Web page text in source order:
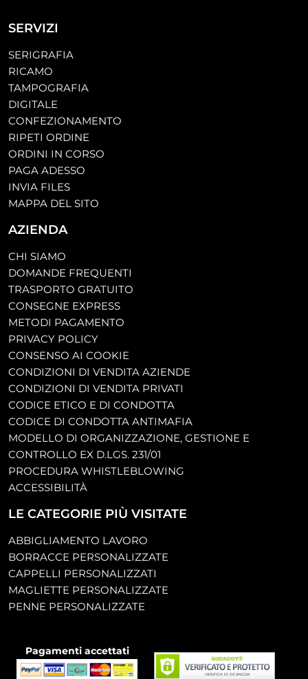
SERVIZI
SERIGRAFIA
RICAMO
TAMPOGRAFIA
DIGITALE
CONFEZIONAMENTO
RIPETI ORDINE
ORDINI IN CORSO
PAGA ADESSO
INVIA FILES
MAPPA DEL SITO
AZIENDA
CHI SIAMO
DOMANDE FREQUENTI
TRASPORTO GRATUITO
CONSEGNE EXPRESS
METODI PAGAMENTO
PRIVACY POLICY
CONSENSO AI COOKIE
CONDIZIONI DI VENDITA AZIENDE
CONDIZIONI DI VENDITA PRIVATI
CODICE ETICO E DI CONDOTTA
CODICE DI CONDOTTA ANTIMAFIA
MODELLO DI ORGANIZZAZIONE, GESTIONE E
CONTROLLO EX D.LGS. 231/01
PROCEDURA WHISTLEBLOWING
ACCESSIBILITÀ
LE CATEGORIE PIÙ VISITATE
ABBIGLIAMENTO LAVORO
BORRACCE PERSONALIZZATE
CAPPELLI PERSONALIZZATI
MAGLIETTE PERSONALIZZATE
PENNE PERSONALIZZATE
Pagamenti accettati